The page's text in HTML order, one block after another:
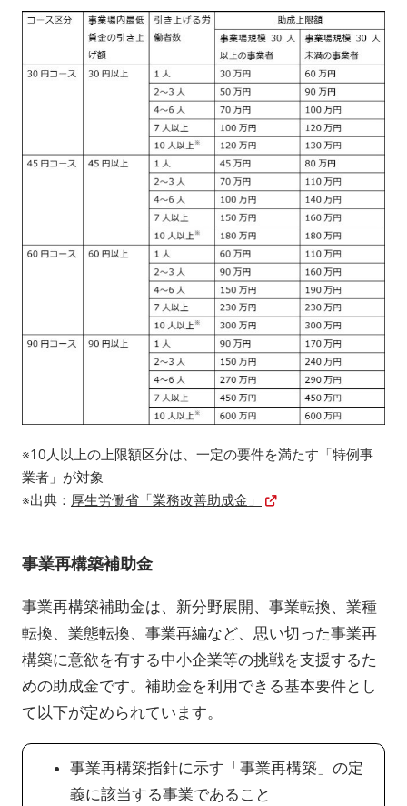
※10人以上の上限額区分は、一定の要件を満たす「特例事
業者」が対象
※出典： 厚生労働省「業務改善助成金」
事業再構築補助金
事業再構築補助金は、新分野展開、事業転換、業種
転換、業態転換、事業再編など、思い切った事業再
構築に意欲を有する中小企業等の挑戦を支援するた
めの助成金です。補助金を利用できる基本要件とし
て以下が定められています。
事業再構築指針に示す「事業再構築」の定
義に該当する事業であること